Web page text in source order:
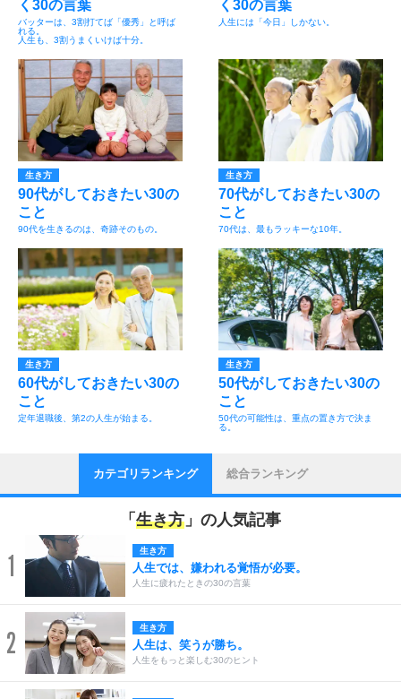
く30の言葉
バッターは、3割打てば「優秀」と呼ば
れる。
人生も、3割うまくいけば十分。
く30の言葉
人生には「今日」しかない。
生き方
90代がしておきたい30の
こと
90代を生きるのは、奇跡そのもの。
生き方
70代がしておきたい30の
こと
70代は、最もラッキーな10年。
生き方
60代がしておきたい30の
こと
定年退職後、第2の人生が始まる。
生き方
50代がしておきたい30の
こと
50代の可能性は、重点の置き方で決ま
る。
カテゴリランキング 総合ランキング
「 生き方 」の人気記事
1 生き方
人生では、嫌われる覚悟が必要。
人生に疲れたときの30の言葉
2 生き方
人生は、笑うが勝ち。
人生をもっと楽しむ30のヒント